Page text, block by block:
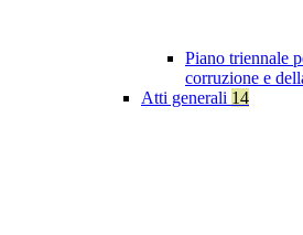
Piano triennale
corruzione e
Atti generali 14